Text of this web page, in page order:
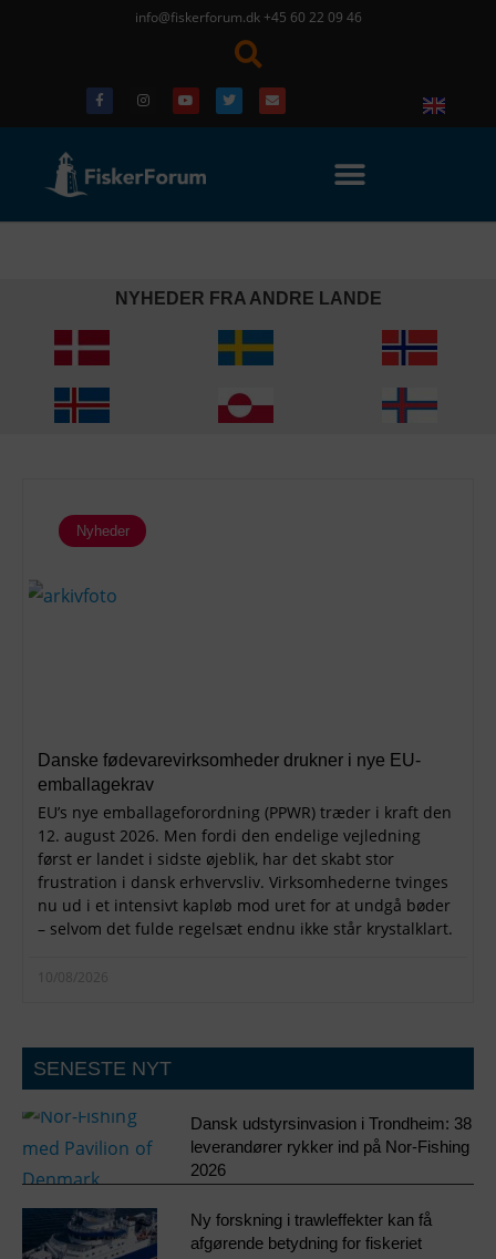
info@fiskerforum.dk +45 60 22 09 46
NYHEDER FRA ANDRE LANDE
Nyheder
Danske fødevarevirksomheder drukner i nye EU-
emballagekrav
EU’s nye emballageforordning (PPWR) træder i kraft den
12. august 2026. Men fordi den endelige vejledning
først er landet i sidste øjeblik, har det skabt stor
frustration i dansk erhvervsliv. Virksomhederne tvinges
nu ud i et intensivt kapløb mod uret for at undgå bøder
– selvom det fulde regelsæt endnu ikke står krystalklart.
10/08/2026
SENESTE NYT
Dansk udstyrsinvasion i Trondheim: 38
leverandører rykker ind på Nor-Fishing
2026
Ny forskning i trawleffekter kan få
afgørende betydning for fiskeriet